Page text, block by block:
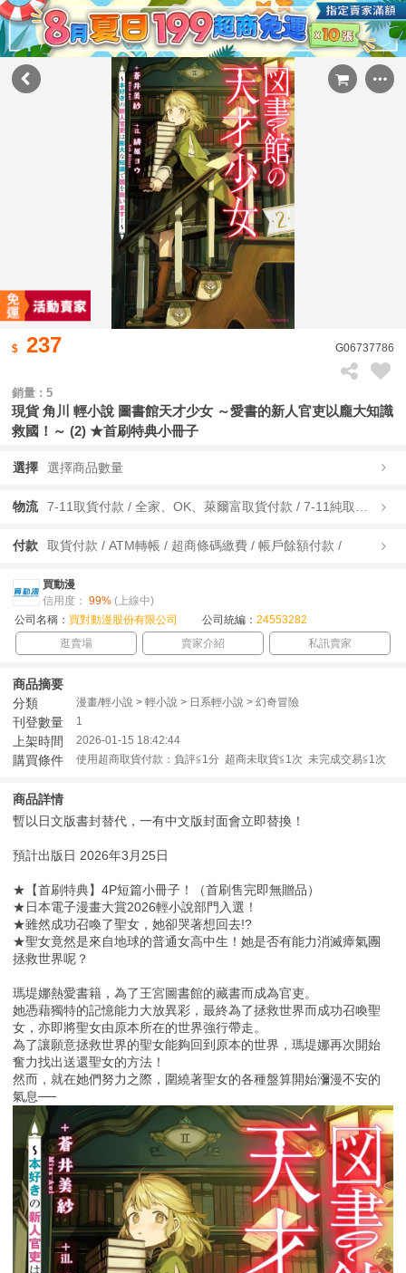
237 G06737786
銷量 : 5
現貨 角川 輕小說 圖書館天才少女 ～愛書的新人官吏以龐大知識
救國！～ (2) ★首刷特典小冊子
選擇 選擇商品數量
物流
付款 取貨付款 / ATM轉帳 / 超商條碼繳費 / 帳戶餘額付款 /
買動漫
信用度： 99% (上線中)
公司名稱： 買對動漫股份有限公司 公司統編： 24553282
逛賣場
賣家介紹 私訊賣家
商品摘要
分類
漫畫/輕小說 > 輕小說 > 日系輕小說 > 幻奇冒險
刊登數量 1
上架時間 2026-01-15 18:42:44
購買條件 使用超商取貨付款：負評≦1分 超商未取貨≦1次 未完成交易≦1次
商品詳情
暫以日文版書封替代，一有中文版封面會立即替換！
預計出版日 2026年3月25日
★【首刷特典】4P短篇小冊子！（首刷售完即無贈品）
★日本電子漫畫大賞2026輕小說部門入選！
★雖然成功召喚了聖女，她卻哭著想回去!?
★聖女竟然是來自地球的普通女高中生！她是否有能力消滅瘴氣團
拯救世界呢？
瑪堤娜熱愛書籍，為了王宮圖書館的藏書而成為官吏。
她憑藉獨特的記憶能力大放異彩，最終為了拯救世界而成功召喚聖
女，亦即將聖女由原本所在的世界強行帶走。
為了讓願意拯救世界的聖女能夠回到原本的世界，瑪堤娜再次開始
奮力找出送還聖女的方法！
然而，就在她們努力之際，圍繞著聖女的各種盤算開始瀰漫不安的
氣息──